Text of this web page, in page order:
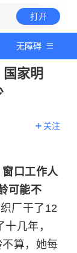
打开
无障碍
家明
关注
口工作人
可能不
厂干了12
几年，
算，她每